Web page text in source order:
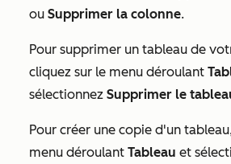
ou Supprimer la colonne.
Pour supprimer un tableau de
cliquez sur le menu déroulant
sélectionnez Supprimer le
Pour créer une copie d'un
menu déroulant Tableau et